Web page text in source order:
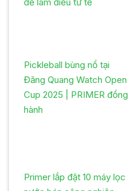
Pickleball bùng nổ tại
Đăng Quang Watch Open
Cup 2025 | PRIMER đồng
hành
Primer lắp đặt 10 máy lọc